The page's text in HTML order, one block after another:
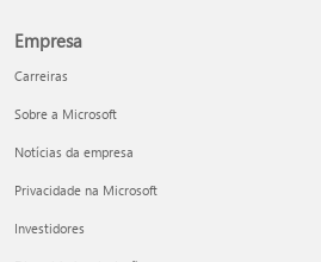
Empresa
Carreiras
Sobre a Microsoft
Notícias da empresa
Privacidade na Microsoft
Investidores